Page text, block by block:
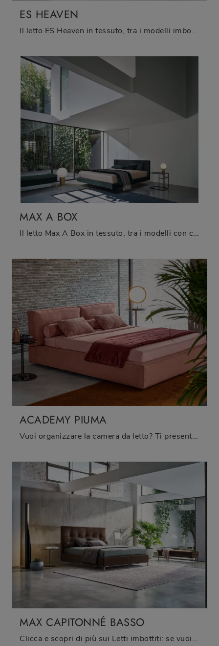
ES HEAVEN
Il letto ES Heaven in tessuto, tra i modelli imbottiti matrimoniali moderni di Twils, è pensato per garantirti il relax totale.
MAX A BOX
Il letto Max A Box in tessuto, tra i modelli con contenitore matrimoniali moderni di Twils, è pensato per assicurarti il riposo migliore.
ACADEMY PIUMA
Vuoi organizzare la camera da letto? Ti presentiamo il letto in tessuto Academy Piuma di Twils per spazi moderni.
MAX CAPITONNÉ BASSO
Clicca e scopri di più sui Letti imbottiti: se vuoi modelli matrimoniali moderni, il modello Max Capitonné Basso Twils fa al caso tuo.